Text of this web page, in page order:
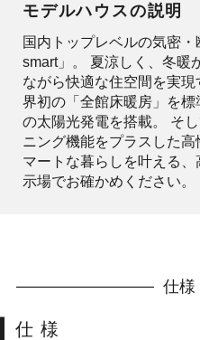
モデルハウスの説明
国内トップレベルの気密
smart」。 夏涼しく、冬暖
ながら快適な住空間を実
界初の「全館床暖房」を
の太陽光発電を搭載。 そ
ニング機能をプラスした
マートな暮らしを叶える
示場でお確かめください。
仕様
仕様